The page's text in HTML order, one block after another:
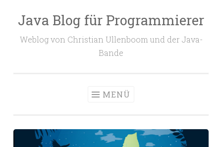
Zum
springen
Java Blog für Programmierer
Weblog von Christian Ullenboom und der Java-
Bande
MENÜ